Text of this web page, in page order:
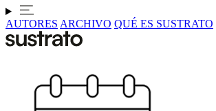
AUTORES ARCHIVO QUÉ ES SUSTRATO